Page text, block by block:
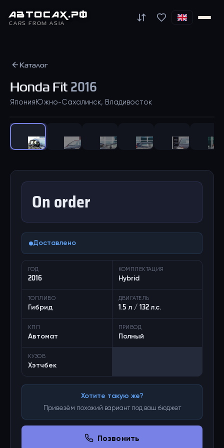
АВТОСАХ.РФ
CARS FROM ASIA
Каталог
HondaFit2016
Япония Южно-Сахалинск, Владивосток
On order
Доставлено
ГОД
2016
КОМПЛЕКТАЦИЯ
Hybrid
ТОПЛИВО
Гибрид
ДВИГАТЕЛЬ
1.5 л / 132 л.с.
КПП
Автомат
ПРИВОД
Полный
КУЗОВ
Хэтчбек
Хотите такую же?
Привезём похожий вариант под ваш бюджет
Позвонить